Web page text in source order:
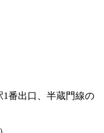
番出口、半蔵門線の